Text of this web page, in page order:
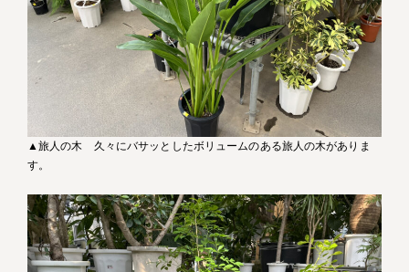
▲旅人の木 久々にバサッとしたボリュームのある旅人の木がありま
す。